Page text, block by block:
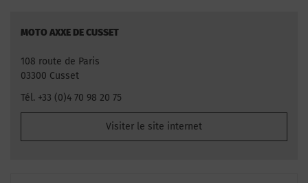
MOTO AXXE DE CUSSET
108 route de Paris
03300 Cusset
Tél. +33 (0)4 70 98 20 75
Visiter le site internet